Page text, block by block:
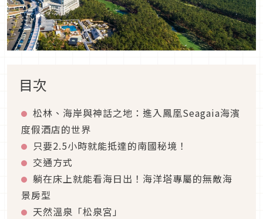
目次
松林、海岸與神話之地：進入鳳凰Seagaia海濱
度假酒店的世界
只要2.5小時就能抵達的南國秘境！
交通方式
躺在床上就能看海日出！海洋塔專屬的無敵海
景房型
天然溫泉「松泉宮」